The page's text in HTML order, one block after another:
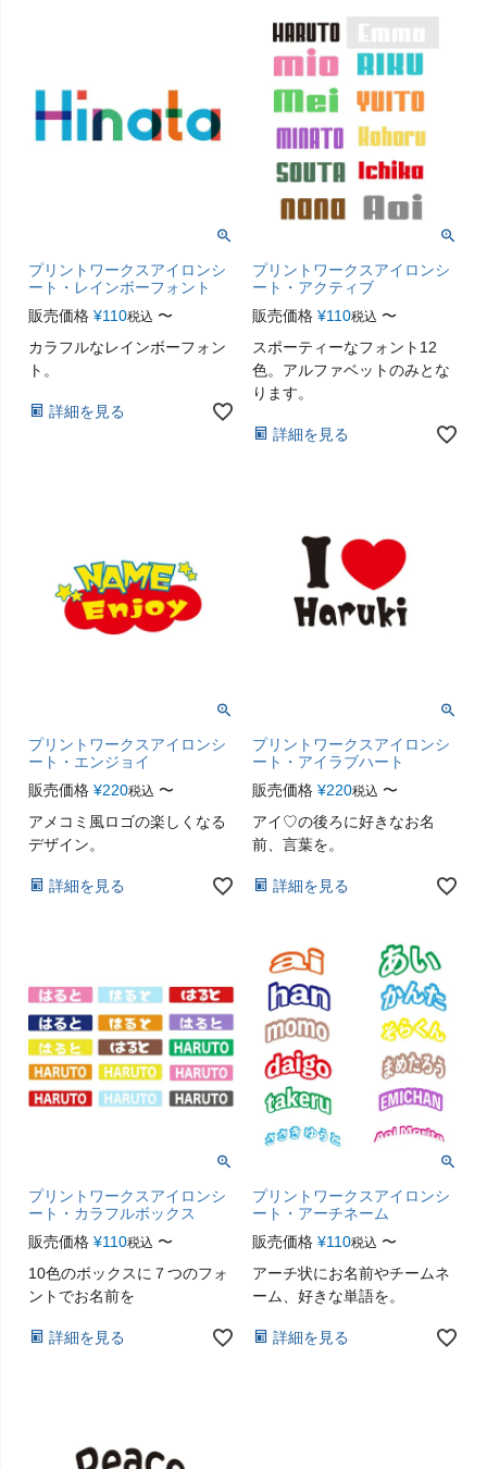
プリントワークスアイロンシ
ート・レインボーフォント
販売価格 ¥110税込 〜
カラフルなレインボーフォン
ト。
詳細を見る
プリントワークスアイロンシ
ート・アクティブ
販売価格 ¥110税込 〜
スポーティーなフォント12
色。アルファベットのみとな
ります。
詳細を見る
プリントワークスアイロンシ
ート・エンジョイ
販売価格 ¥220税込 〜
アメコミ風ロゴの楽しくなる
デザイン。
詳細を見る
プリントワークスアイロンシ
ート・アイラブハート
販売価格 ¥220税込 〜
アイ♡の後ろに好きなお名
前、言葉を。
詳細を見る
プリントワークスアイロンシ
ート・カラフルボックス
販売価格 ¥110税込 〜
10色のボックスに７つのフォ
ントでお名前を
詳細を見る
プリントワークスアイロンシ
ート・アーチネーム
販売価格 ¥110税込 〜
アーチ状にお名前やチームネ
ーム、好きな単語を。
詳細を見る